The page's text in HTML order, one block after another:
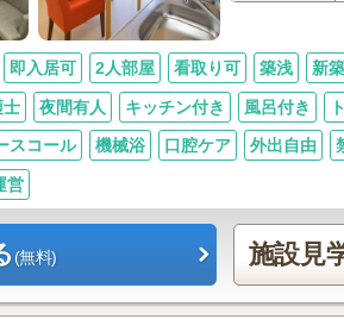
即入居可 2人部屋 看取り可 築浅 新
士 夜間有人 キッチン付き 風呂付き
スコール 機械浴 口腔ケア 外出自由
営
(無料) 施設見